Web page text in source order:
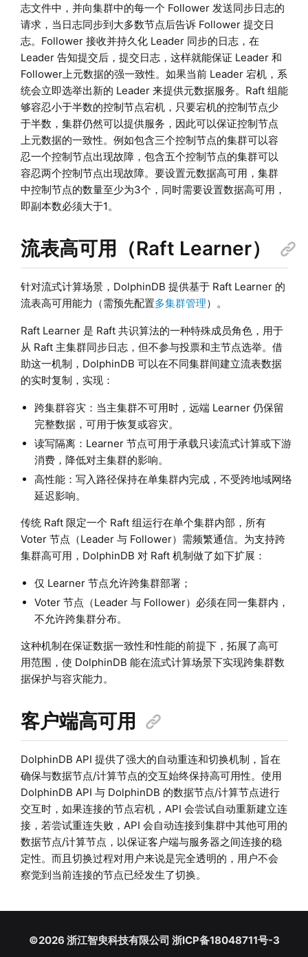
志文件中，并向集群中的每一个 Follower 发送同步日志的
请求，当日志同步到大多数节点后告诉 Follower 提交日
志。Follower 接收并持久化 Leader 同步的日志，在
Leader 告知提交后，提交日志，这样就能保证 Leader 和
Follower上元数据的强一致性。如果当前 Leader 宕机，系
统会立即选举出新的 Leader 来提供元数据服务。Raft 组能
够容忍小于半数的控制节点宕机，只要宕机的控制节点少
于半数，集群仍然可以提供服务，因此可以保证控制节点
上元数据的一致性。例如包含三个控制节点的集群可以容
忍一个控制节点出现故障，包含五个控制节点的集群可以
容忍两个控制节点出现故障。要设置元数据高可用，集群
中控制节点的数量至少为3个，同时需要设置数据高可用，
即副本数必须大于1。
流表高可用（Raft Learner）
针对流式计算场景，DolphinDB 提供基于 Raft Learner 的
流表高可用能力（需预先配置多集群管理）。
Raft Learner 是 Raft 共识算法的一种特殊成员角色，用于
从 Raft 主集群同步日志，但不参与投票和主节点选举。借
助这一机制，DolphinDB 可以在不同集群间建立流表数据
的实时复制，实现：
跨集群容灾：当主集群不可用时，远端 Learner 仍保留
完整数据，可用于恢复或容灾。
读写隔离：Learner 节点可用于承载只读流式计算或下游
消费，降低对主集群的影响。
高性能：写入路径保持在单集群内完成，不受跨地域网络
延迟影响。
传统 Raft 限定一个 Raft 组运行在单个集群内部，所有
Voter 节点（Leader 与 Follower）需频繁通信。为支持跨
集群高可用，DolphinDB 对 Raft 机制做了如下扩展：
仅 Learner 节点允许跨集群部署；
Voter 节点（Leader 与 Follower）必须在同一集群内，
不允许跨集群分布。
这种机制在保证数据一致性和性能的前提下，拓展了高可
用范围，使 DolphinDB 能在流式计算场景下实现跨集群数
据保护与容灾能力。
客户端高可用
DolphinDB API 提供了强大的自动重连和切换机制，旨在
确保与数据节点/计算节点的交互始终保持高可用性。使用
DolphinDB API 与 DolphinDB 的数据节点/计算节点进行
交互时，如果连接的节点宕机，API 会尝试自动重新建立连
接，若尝试重连失败，API 会自动连接到集群中其他可用的
数据节点/计算节点，以保证客户端与服务器之间连接的稳
定性。而且切换过程对用户来说是完全透明的，用户不会
察觉到当前连接的节点已经发生了切换。
©2026 浙江智臾科技有限公司 浙ICP备18048711号-3